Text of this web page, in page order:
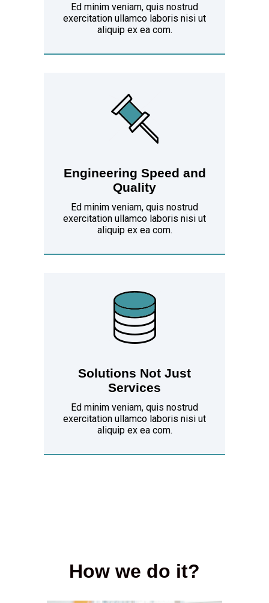
Ed minim veniam, quis nostrud
exercitation ullamco laboris nisi ut
aliquip ex ea com.
Engineering Speed and
Quality
Ed minim veniam, quis nostrud
exercitation ullamco laboris nisi ut
aliquip ex ea com.
Solutions Not Just
Services
Ed minim veniam, quis nostrud
exercitation ullamco laboris nisi ut
aliquip ex ea com.
How we do it?